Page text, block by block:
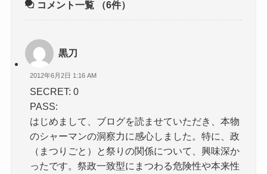
コメント一覧 （6件）
黒刀
2012年6月2日 1:16 AM
SECRET: 0
PASS:
はじめまして、ブログを読ませていただき、本物
のシャーマンの洞察力に感心しました。特に、政
（まつりごと）と祭りの関係について、興味深か
ったです。祭政一致型にまつわる危険性や本来性